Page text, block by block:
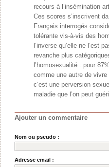
recours à l’insémination
Ces scores s’inscrivent
Français interrogés
tolérante vis-à-vis des
l’inverse qu’elle ne l’est
revanche plus
l’homosexualité : pour
comme une autre de
c’est une perversion
maladie que l’on peut
Ajouter un commentaire
Nom ou pseudo :
Adresse email :